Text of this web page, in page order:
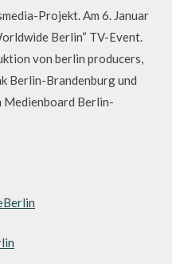
Projekt. Am 6. Januar
Berlin“ TV-Event.
von berlin producers,
Berlin-Brandenburg und
Berlin-